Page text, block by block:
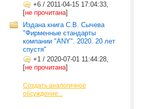
+6 / 2011-04-15 17:04:33,
[не прочитана]
Издана книга С.В. Сычева
"Фирменные стандарты
компании "ANY". 2020. 20 лет
спустя"
+1 / 2020-07-01 11:44:28,
[не прочитана]
Создать аналогичное
обсуждение...